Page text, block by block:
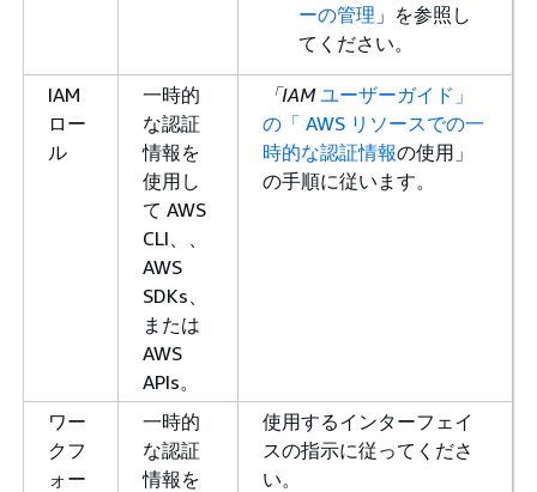
ーの管理 」を参照し
てください。
IAM
ロー
ル
一時的
な認証
情報を
使用し
て AWS
CLI、、
AWS
SDKs、
または
AWS
APIs。
「IAM ユーザーガイド」
の「 AWS リソースでの一
時的な認証情報の使用」
の手順に従います。
ワー
クフ
ォー
一時的
な認証
情報を
使用するインターフェイ
スの指示に従ってくださ
い。